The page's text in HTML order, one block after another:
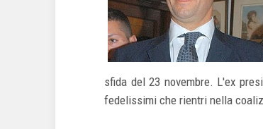
sfida del 23 novembre. L'ex
fedelissimi che rientri nella